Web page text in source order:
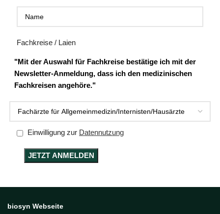
Fachkreise / Laien
"Mit der Auswahl für Fachkreise bestätige ich mit der
Newsletter-Anmeldung, dass ich den medizinischen
Fachkreisen angehöre."
Einwilligung zur Datennutzung
biosyn Webseite